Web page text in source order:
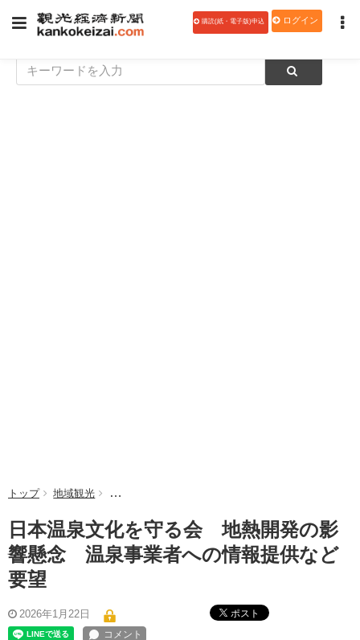
購読(紙・電子版)申込 ログイン
トップ 地域観光 日本温泉文化を守る会 地熱開発の影響懸念 温泉事
日本温泉文化を守る会 地熱開発の影
響懸念 温泉事業者への情報提供など
要望
2026年1月22日 ポスト